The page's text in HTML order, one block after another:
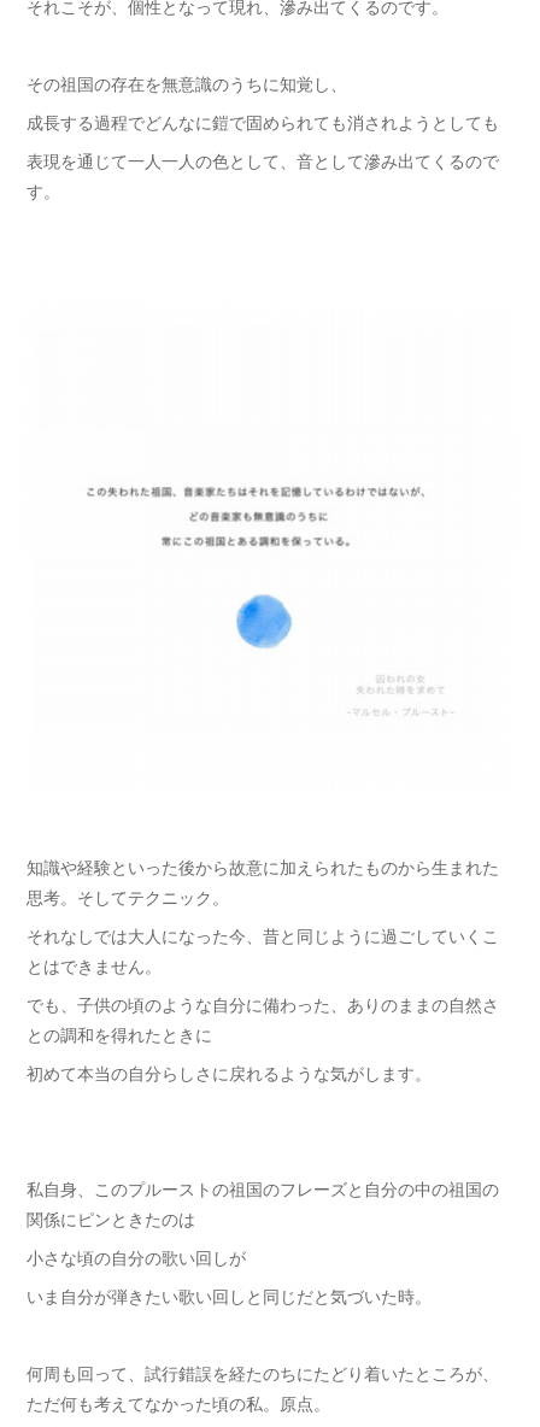
それこそが、個性となって現れ、滲み出てくるのです。
その祖国の存在を無意識のうちに知覚し、
成長する過程でどんなに鎧で固められても消されようとしても
表現を通じて一人一人の色として、音として滲み出てくるので
す。
知識や経験といった後から故意に加えられたものから生まれた
思考。そしてテクニック。
それなしでは大人になった今、昔と同じように過ごしていくこ
とはできません。
でも、子供の頃のような自分に備わった、ありのままの自然さ
との調和を得れたときに
初めて本当の自分らしさに戻れるような気がします。
私自身、このプルーストの祖国のフレーズと自分の中の祖国の
関係にピンときたのは
小さな頃の自分の歌い回しが
いま自分が弾きたい歌い回しと同じだと気づいた時。
何周も回って、試行錯誤を経たのちにたどり着いたところが、
ただ何も考えてなかった頃の私。原点。